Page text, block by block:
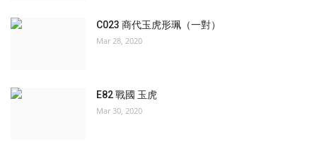
C023 商代玉虎形珮（一對）
Mar 28, 2020
E82 戰國 玉虎
Mar 30, 2020